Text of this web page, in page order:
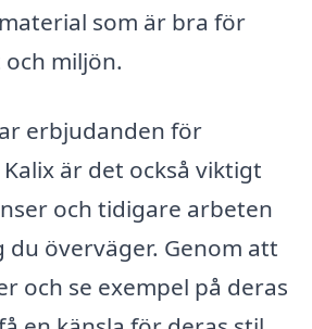
som är bra för
miljön.
erbjudanden för
är det också viktigt
och tidigare arbeten
överväger. Genom att
och se exempel på deras